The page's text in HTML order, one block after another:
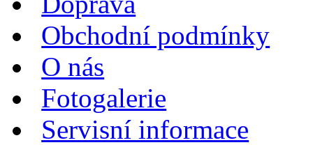
Obchodní podmínky
O nás
Fotogalerie
Servisní informace